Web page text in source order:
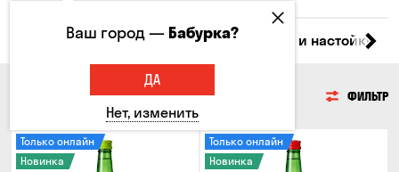
Коктейли Водка Соджу Ликеры и настойки
ФИЛЬТР
Только онлайн
Новинка
Только онлайн
Новинка
Ваш город —Бабурка?
ДА
Нет, изменить